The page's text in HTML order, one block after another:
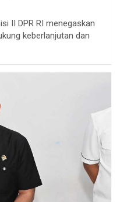
II DPR RI menegaskan
keberlanjutan dan